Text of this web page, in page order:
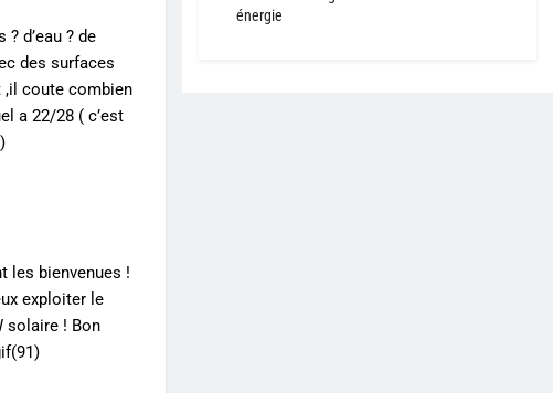
d’eau ? de
des surfaces
,il coute combien
a 22/28 ( c’est
les bienvenues !
exploiter le
solaire ! Bon
énergie